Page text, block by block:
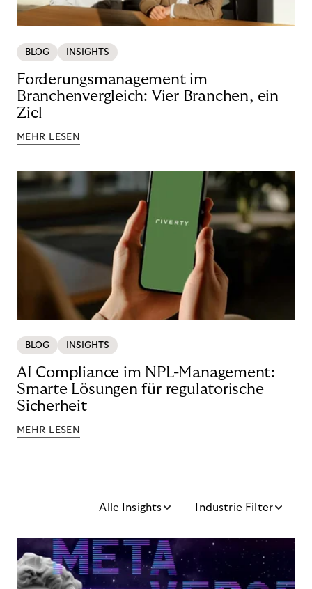
BLOG INSIGHTS
Forderungsmanagement im
Branchenvergleich: Vier Branchen, ein
Ziel
MEHR LESEN
BLOG INSIGHTS
AI Compliance im NPL-Management:
Smarte Lösungen für regulatorische
Sicherheit
MEHR LESEN
Alle Insights Industrie Filter